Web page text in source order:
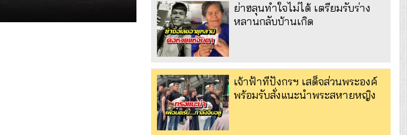
ย่าฮลุนทำใจไม่ได้ เตรียมรับร่าง
หลานกลับบ้านเกิด
เจ้าฟ้าทีปังกรฯ เสด็จส่วนพระองค์
พร้อมรับสั่งแนะนำพระสหายหญิง